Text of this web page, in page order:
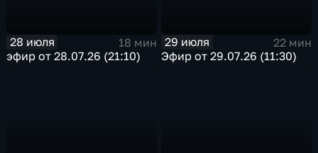
28 июля
18 мин
эфир от 28.07.26 (21:10)
29 июля
22 мин
Эфир от 29.07.26 (11:30)